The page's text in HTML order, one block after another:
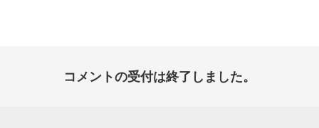
コメントの受付は終了しました。